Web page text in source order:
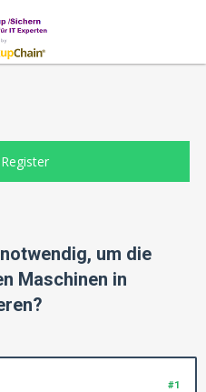
Register
um die
Maschinen in
#1